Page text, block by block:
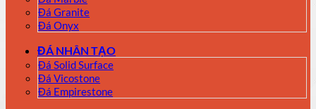
Đá Granite
Đá Onyx
ĐÁ NHÂN TẠO
Đá Solid Surface
Đá Vicostone
Đá Empirestone